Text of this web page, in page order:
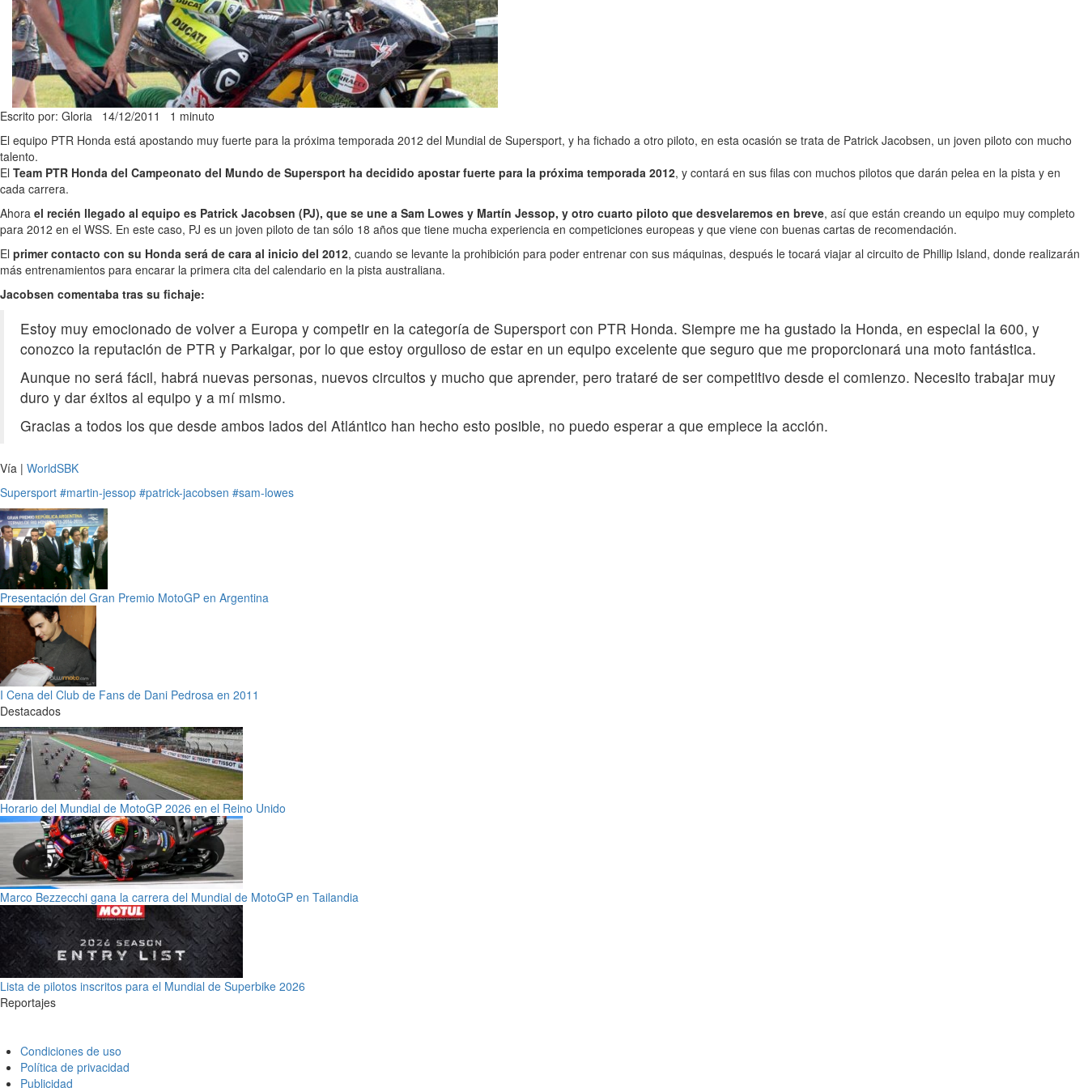
Escrito por: Gloria 14/12/2011 1 minuto
El equipo PTR Honda está apostando muy fuerte para la próxima temporada 2012 del Mundial de Supersport, y ha fichado a otro piloto, en esta ocasión se trata de Patrick Jacobsen, un joven piloto con mucho
talento.
El Team PTR Honda del Campeonato del Mundo de Supersport ha decidido apostar fuerte para la próxima temporada 2012, y contará en sus filas con muchos pilotos que darán pelea en la pista y en
cada carrera.
Ahora el recién llegado al equipo es Patrick Jacobsen (PJ), que se une a Sam Lowes y Martín Jessop, y otro cuarto piloto que desvelaremos en breve, así que están creando un equipo muy completo
para 2012 en el WSS. En este caso, PJ es un joven piloto de tan sólo 18 años que tiene mucha experiencia en competiciones europeas y que viene con buenas cartas de recomendación.
El primer contacto con su Honda será de cara al inicio del 2012, cuando se levante la prohibición para poder entrenar con sus máquinas, después le tocará viajar al circuito de Phillip Island, donde realizarán
más entrenamientos para encarar la primera cita del calendario en la pista australiana.
Jacobsen comentaba tras su fichaje:
Estoy muy emocionado de volver a Europa y competir en la categoría de Supersport con PTR Honda. Siempre me ha gustado la Honda, en especial la 600, y
conozco la reputación de PTR y Parkalgar, por lo que estoy orgulloso de estar en un equipo excelente que seguro que me proporcionará una moto fantástica.
Aunque no será fácil, habrá nuevas personas, nuevos circuitos y mucho que aprender, pero trataré de ser competitivo desde el comienzo. Necesito trabajar muy
duro y dar éxitos al equipo y a mí mismo.
Gracias a todos los que desde ambos lados del Atlántico han hecho esto posible, no puedo esperar a que empiece la acción.
Vía | WorldSBK
Supersport #martin-jessop #patrick-jacobsen #sam-lowes
Presentación del Gran Premio MotoGP en Argentina
I Cena del Club de Fans de Dani Pedrosa en 2011
Destacados
Horario del Mundial de MotoGP 2026 en el Reino Unido
Marco Bezzecchi gana la carrera del Mundial de MotoGP en Tailandia
Lista de pilotos inscritos para el Mundial de Superbike 2026
Reportajes
Condiciones de uso
Política de privacidad
Publicidad